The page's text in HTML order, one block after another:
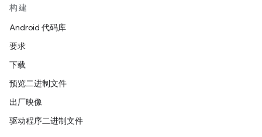
构建
Android 代码库
要求
下载
预览二进制文件
出厂映像
驱动程序二进制文件